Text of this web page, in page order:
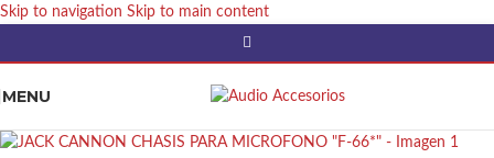
Skip to navigation Skip to main content
MENU